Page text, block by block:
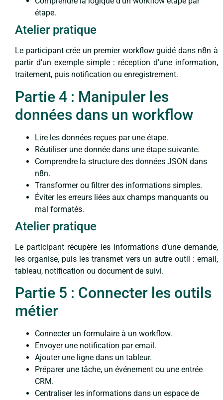
étape.
Atelier pratique
Le participant crée un premier workflow guidé dans n8n à
partir d’un exemple simple : réception d’une information,
traitement, puis notification ou enregistrement.
Partie 4 : Manipuler les
données dans un workflow
Lire les données reçues par une étape.
Réutiliser une donnée dans une étape suivante.
Comprendre la structure des données JSON dans
n8n.
Transformer ou filtrer des informations simples.
Éviter les erreurs liées aux champs manquants ou
mal formatés.
Atelier pratique
Le participant récupère les informations d’une demande,
les organise, puis les transmet vers un autre outil : email,
tableau, notification ou document de suivi.
Partie 5 : Connecter les outils
métier
Connecter un formulaire à un workflow.
Envoyer une notification par email.
Ajouter une ligne dans un tableur.
Préparer une tâche, un événement ou une entrée
CRM.
Centraliser les informations dans un espace de